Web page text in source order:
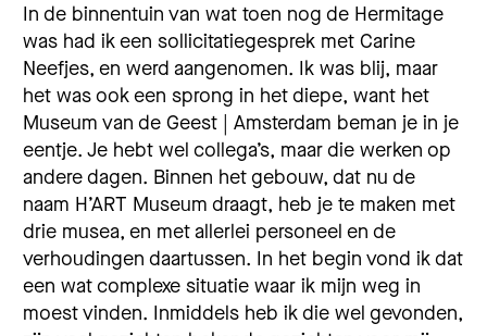
In de binnentuin van wat toen nog de Hermitage
was had ik een sollicitatiegesprek met Carine
Neefjes, en werd aangenomen. Ik was blij, maar
het was ook een sprong in het diepe, want het
Museum van de Geest | Amsterdam beman je in je
eentje. Je hebt wel collega’s, maar die werken op
andere dagen. Binnen het gebouw, dat nu de
naam H’ART Museum draagt, heb je te maken met
drie musea, en met allerlei personeel en de
verhoudingen daartussen. In het begin vond ik dat
een wat complexe situatie waar ik mijn weg in
moest vinden. Inmiddels heb ik die wel gevonden,